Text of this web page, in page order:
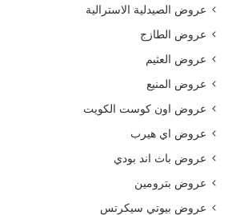
عروض الصيدلية الاسترالية
عروض الطازج
عروض العثيم
عروض المنيع
عروض اون كوست الكويت
عروض اي هيرب
عروض باث اند بودي
عروض بترومين
عروض بيوتي سيكرتس